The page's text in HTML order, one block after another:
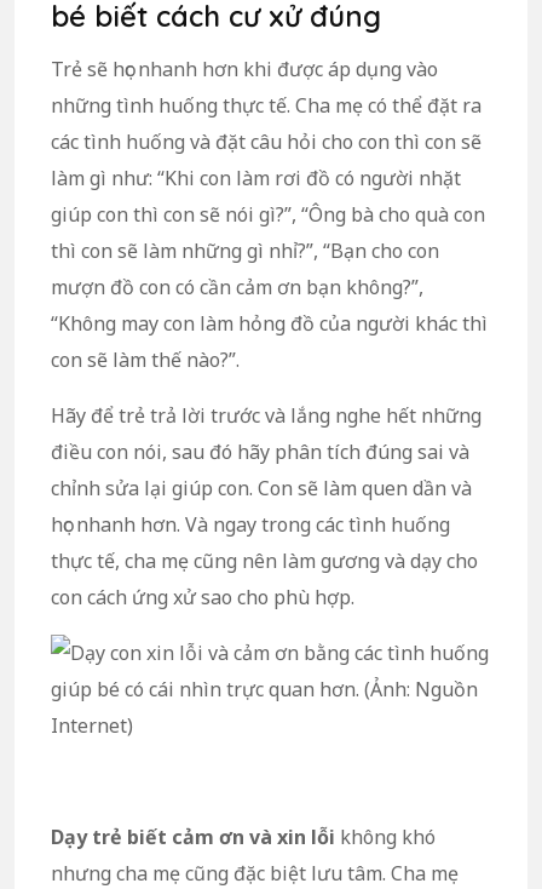
bé biết cách cư xử đúng
Trẻ sẽ học nhanh hơn khi được áp dụng vào
những tình huống thực tế. Cha mẹ có thể đặt ra
các tình huống và đặt câu hỏi cho con thì con sẽ
làm gì như: “Khi con làm rơi đồ có người nhặt
giúp con thì con sẽ nói gì?”, “Ông bà cho quà con
thì con sẽ làm những gì nhỉ?”, “Bạn cho con
mượn đồ con có cần cảm ơn bạn không?”,
“Không may con làm hỏng đồ của người khác thì
con sẽ làm thế nào?”.
Hãy để trẻ trả lời trước và lắng nghe hết những
điều con nói, sau đó hãy phân tích đúng sai và
chỉnh sửa lại giúp con. Con sẽ làm quen dần và
học nhanh hơn. Và ngay trong các tình huống
thực tế, cha mẹ cũng nên làm gương và dạy cho
con cách ứng xử sao cho phù hợp.
Dạy trẻ biết cảm ơn và xin lỗi không khó
nhưng cha mẹ cũng đặc biệt lưu tâm. Cha mẹ